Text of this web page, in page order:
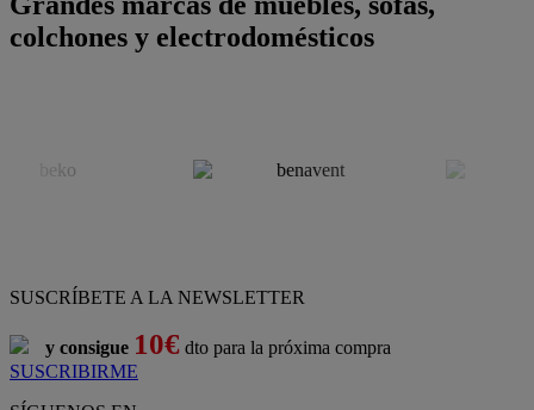
colchones y electrodomésticos
SUSCRÍBETE A LA NEWSLETTER
y consigue 10€ dto para la próxima compra
SUSCRIBIRME